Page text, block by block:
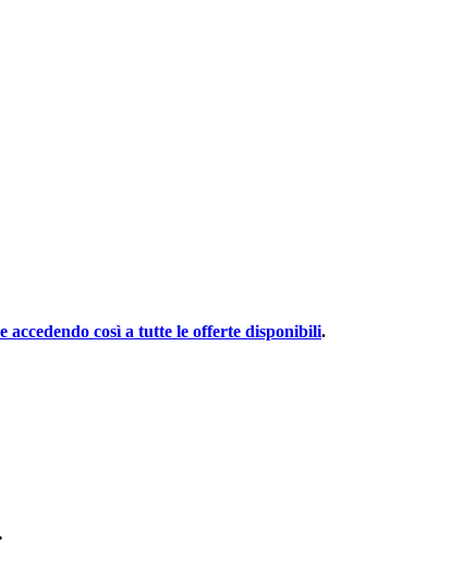
così a tutte le offerte disponibili.